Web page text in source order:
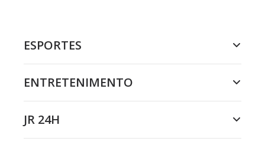
ESPORTES
ENTRETENIMENTO
JR 24H